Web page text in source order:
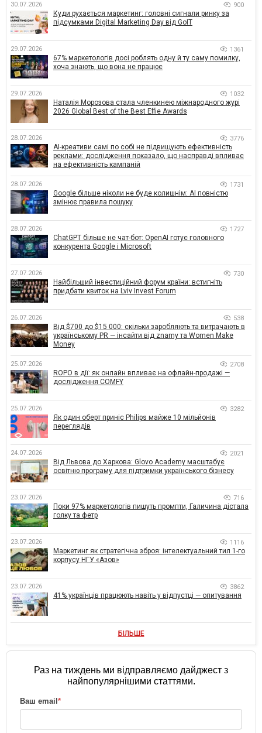
30.07.2026 900
Куди рухається маркетинг: головні сигнали ринку за
підсумками Digital Marketing Day від GoIT
29.07.2026 1361
67% маркетологів досі роблять одну й ту саму помилку,
хоча знають, що вона не працює
29.07.2026 1032
Наталія Морозова стала членкинею міжнародного журі
2026 Global Best of the Best Effie Awards
28.07.2026 3776
AI-креативи самі по собі не підвищують ефективність
реклами: дослідження показало, що насправді впливає
на ефективність кампаній
28.07.2026 1731
Google більше ніколи не буде колишнім: AI повністю
змінює правила пошуку
28.07.2026 1727
ChatGPT більше не чат-бот: OpenAI готує головного
конкурента Google і Microsoft
27.07.2026 730
Найбільший інвестиційний форум країни: встигніть
придбати квиток на Lviv Invest Forum
26.07.2026 538
Від $700 до $15 000: скільки заробляють та витрачають в
українському PR — інсайти від znamy та Women Make
Money
25.07.2026 2708
ROPO в дії: як онлайн впливає на офлайн-продажі —
дослідження COMFY
25.07.2026 3282
Як один оберт приніс Philips майже 10 мільйонів
переглядів
24.07.2026 2021
Від Львова до Харкова: Glovo Academy масштабує
освітню програму для підтримки українського бізнесу
23.07.2026 716
Поки 97% маркетологів пишуть промпти, Галичина дістала
голку та фетр
23.07.2026 1116
Маркетинг як стратегічна зброя: інтелектуальний тил 1-го
корпусу НГУ «Азов»
23.07.2026 3862
41% українців працюють навіть у відпустці — опитування
БІЛЬШЕ
Раз на тиждень ми відправляємо дайджест з
найпопулярнішими статтями.
Ваш email *